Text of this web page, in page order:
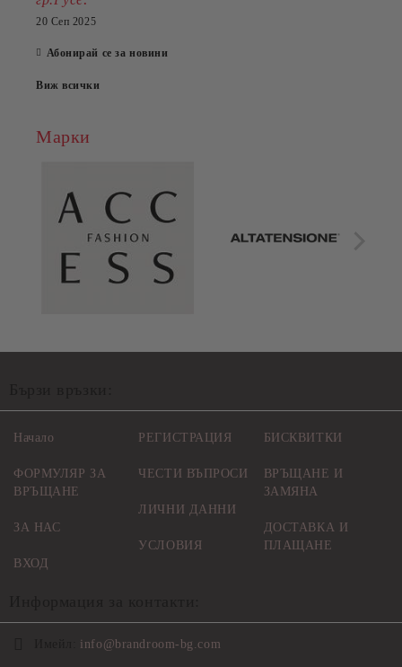
20 Сеп 2025
Абонирай се за новини
Виж всички
Марки
Начало
ФОРМУЛЯР ЗА
ВРЪЩАНЕ
ЗА НАС
ВХОД
РЕГИСТРАЦИЯ
ЧЕСТИ ВЪПРОСИ
ЛИЧНИ ДАННИ
УСЛОВИЯ
БИСКВИТКИ
ВРЪЩАНЕ И
ЗАМЯНА
ДОСТАВКА И
ПЛАЩАНЕ
info@brandroom-bg.com